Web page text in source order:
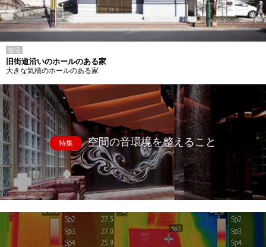
住宅
旧街道沿いのホールのある家
大きな気積のホールのある家
特集 空間の音環境を整えること